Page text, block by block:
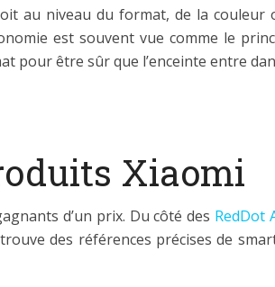
au niveau du format, de la couleur
est souvent vue comme le
pour être sûr que l’enceinte entre
Xiaomi
d’un prix. Du côté des RedDot
des références précises de